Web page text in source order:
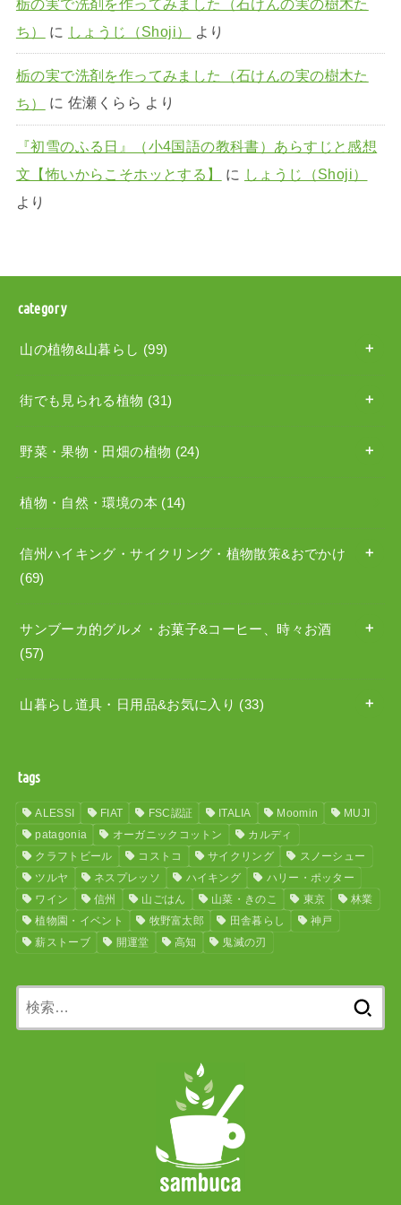
栃の実で洗剤を作ってみました（石けんの実の樹木た
ち）
に しょうじ（Shoji） より
栃の実で洗剤を作ってみました（石けんの実の樹木た
ち）
に 佐瀬くらら より
『初雪のふる日』（小4国語の教科書）あらすじと感想
文【怖いからこそホッとする】
に しょうじ（Shoji）
より
category
山の植物&山暮らし (99)
街でも見られる植物 (31)
野菜・果物・田畑の植物 (24)
植物・自然・環境の本 (14)
信州ハイキング・サイクリング・植物散策&おでかけ
(69)
サンブーカ的グルメ・お菓子&コーヒー、時々お酒
(57)
山暮らし道具・日用品&お気に入り (33)
tags
ALESSI FIAT FSC認証 ITALIA Moomin
MUJI
patagonia
オーガニックコットン
カルディ
クラフトビール
コストコ サイクリング
スノーシュー
ツルヤ
ネスプレッソ ハイキング
ハリー・ポッター
ワイン
信州 山ごはん 山菜・きのこ 東京
林業
植物園・イベント
牧野富太郎 田舎暮らし
神戸
薪ストーブ
開運堂 高知 鬼滅の刃